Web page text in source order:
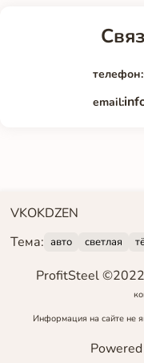
телефон:
email:
VKOKDZEN
Тема: авто светлая
ProfitSteel
Информация на сайте не